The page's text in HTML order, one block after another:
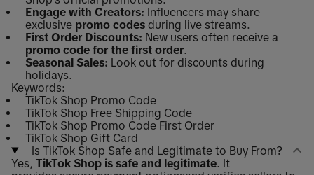
Engage with Creators: Influencers may share
exclusive promo codes during live streams.
First Order Discounts: New users often receive a
promo code for the first order.
Seasonal Sales: Look out for discounts during
holidays.
Keywords:
TikTok Shop Promo Code
TikTok Shop Free Shipping Code
TikTok Shop Promo Code First Order
TikTok Shop Gift Card
Is TikTok Shop Safe and Legitimate to Buy From?
Yes, TikTok Shop is safe and legitimate. It